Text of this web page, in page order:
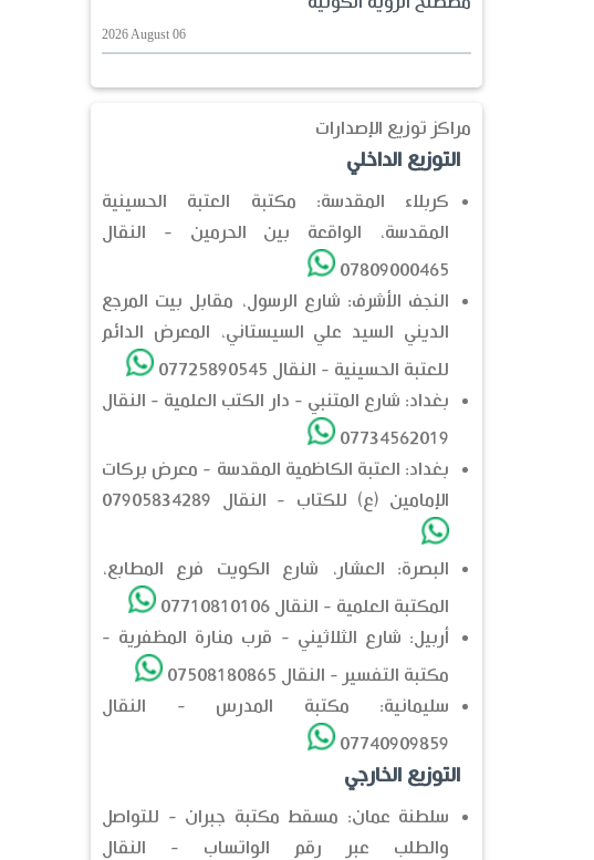
2026 August 06
مراكز توزيع الإصدارات
التوزيع الداخلي
كربلاء المقدسة: مكتبة العتبة الحسينية
المقدسة، الواقعة بين الحرمين - النقال
07809000465
النجف الأشرف: شارع الرسول، مقابل بيت المرجع
الديني السيد علي السيستاني، المعرض الدائم
للعتبة الحسينية - النقال 07725890545
بغداد: شارع المتنبي - دار الكتب العلمية - النقال
07734562019
بغداد: العتبة الكاظمية المقدسة - معرض بركات
الإمامين (ع) للكتاب - النقال 07905834289
البصرة: العشار، شارع الكويت فرع المطابع،
المكتبة العلمية - النقال 07710810106
أربيل: شارع الثلاثيني - قرب منارة المظفرية -
مكتبة التفسير - النقال 07508180865
سليمانية: مكتبة المدرس - النقال
07740909859
التوزيع الخارجي
سلطنة عمان: مسقط مكتبة جبران - للتواصل
والطلب عبر رقم الواتساب - النقال